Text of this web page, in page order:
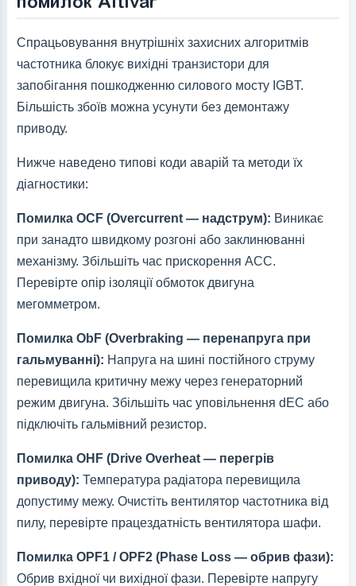
Спрацьовування внутрішніх захисних алгоритмів
частотника блокує вихідні транзистори для
запобігання пошкодженню силового мосту IGBT.
Більшість збоїв можна усунути без демонтажу
приводу.
Нижче наведено типові коди аварій та методи їх
діагностики:
Помилка OCF (Overcurrent — надструм): Виникає
при занадто швидкому розгоні або заклинюванні
механізму. Збільшіть час прискорення ACC.
Перевірте опір ізоляції обмоток двигуна
мегомметром.
Помилка ObF (Overbraking — перенапруга при
гальмуванні): Напруга на шині постійного струму
перевищила критичну межу через генераторний
режим двигуна. Збільшіть час уповільнення dEC або
підключіть гальмівний резистор.
Помилка OHF (Drive Overheat — перегрів
приводу): Температура радіатора перевищила
допустиму межу. Очистіть вентилятор частотника від
пилу, перевірте працездатність вентилятора шафи.
Помилка OPF1 / OPF2 (Phase Loss — обрив фази):
Обрив вхідної чи вихідної фази. Перевірте напругу